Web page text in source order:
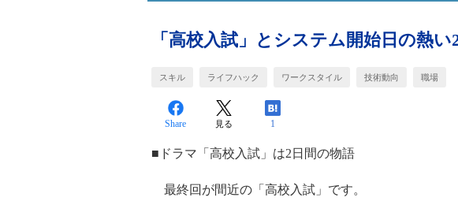
「高校入試」とシステム開始日の熱い
スキル ライフハック ワークスタイル 技術動向 職場
Share 見る 1
■ドラマ「高校入試」は2日間の物語
最終回が間近の「高校入試」です。